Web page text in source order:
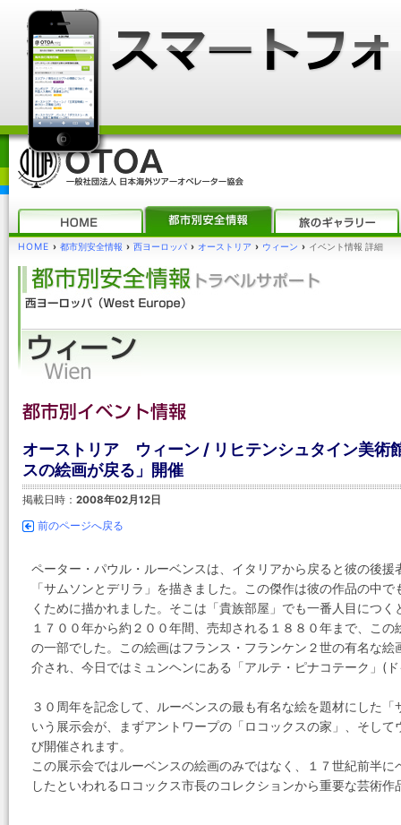
HOME › 都市別安全情報 › 西ヨーロッパ › オーストリア › ウィーン › イベント情報 詳細
オーストリア ウィーン / リヒテンシュタイン美術
スの絵画が戻る」開催
掲載日時： 2008年02月12日
前のページへ戻る
ペーター・パウル・ルーベンスは、イタリアから戻ると彼の後
「サムソンとデリラ」を描きました。この傑作は彼の作品の中
くために描かれました。そこは「貴族部屋」でも一番人目につく
１７００年から約２００年間、売却される１８８０年まで、こ
の一部でした。この絵画はフランス・フランケン２世の有名な
介され、今日ではミュンヘンにある「アルテ・ピナコテーク」(
３０周年を記念して、ルーベンスの最も有名な絵を題材にした
いう展示会が、まずアントワープの「ロコックスの家」、そし
び開催されます。
この展示会ではルーベンスの絵画のみではなく、１７世紀前半
したといわれるロコックス市長のコレクションから重要な芸術作